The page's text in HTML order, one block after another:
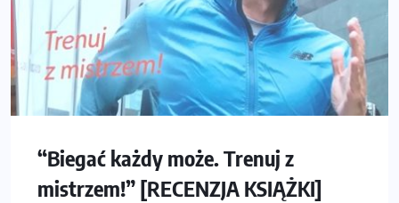
“Biegać każdy może. Trenuj z
mistrzem!” [RECENZJA KSIĄŻKI]